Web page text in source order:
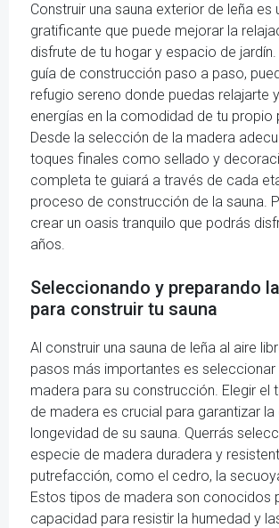
Construir una sauna exterior de leña es
gratificante que puede mejorar la
disfrute de tu hogar y espacio de
guía de construcción paso a paso,
refugio sereno donde puedas relajarte
energías en la comodidad de tu propio
Desde la selección de la madera
toques finales como sellado y
completa te guiará a través de cada
proceso de construcción de la sauna.
crear un oasis tranquilo que podrás
años.
Seleccionando y preparando
para construir tu sauna
Al construir una sauna de leña al aire
pasos más importantes es seleccionar
madera para su construcción. Elegir el
de madera es crucial para garantizar la
longevidad de su sauna. Querrás
especie de madera duradera y
putrefacción, como el cedro, la
Estos tipos de madera son conocidos
capacidad para resistir la humedad y